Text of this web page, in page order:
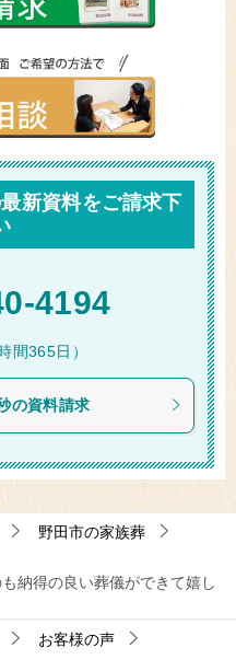
新資料をご請求下
4194
間365日）
の資料請求
野田市の家族葬
納得の良い葬儀ができて嬉し
お客様の声